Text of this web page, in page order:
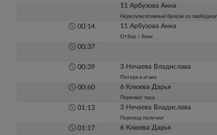
11 Арбузова Анна
Нерезультативный бросок со
00:14 11 Арбузова Анна
Отбор / блок
00:37
00:39 3 Нечаева Владислава
Потеря в атаке
00:60 6 Клюева Дарья
Перехват паса
01:13 3 Нечаева Владислава
Переход получил
01:17 6 Клюева Дарья